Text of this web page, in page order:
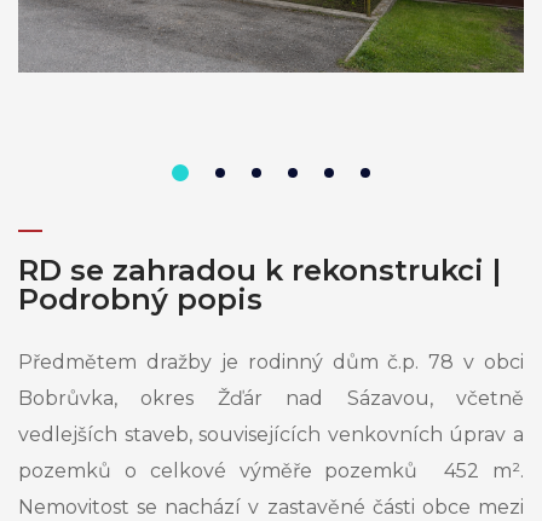
RD se zahradou k rekonstrukci |
Podrobný popis
Předmětem dražby je rodinný dům č.p. 78 v obci
Bobrůvka, okres Žďár nad Sázavou, včetně
vedlejších staveb, souvisejících venkovních úprav a
pozemků o celkové výměře pozemků 452 m².
Nemovitost se nachází v zastavěné části obce mezi